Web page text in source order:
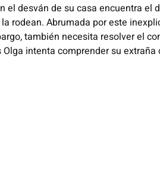
el desván de su casa encuentra el
rodean. Abrumada por este
también necesita resolver el
Olga intenta comprender su